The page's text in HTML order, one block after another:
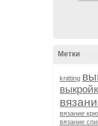
Метки
knitting
вязание
вязание